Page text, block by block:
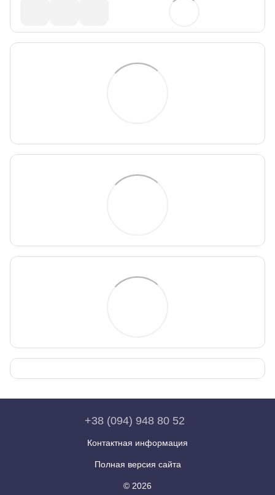
+38 (094) 948 80 52
Контактная информация
Полная версия сайта
© 2026